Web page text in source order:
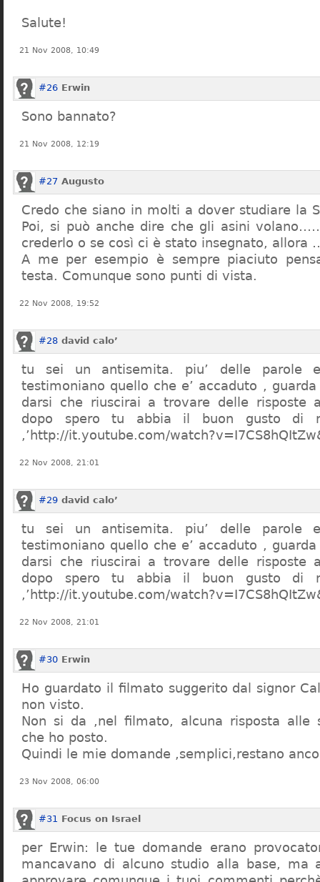
Salute!
21 Nov 2008, 10:49
#26 Erwin
Sono bannato?
21 Nov 2008, 12:19
#27 Augusto
Credo che siano in molti a dover studiare la
Poi, si può anche dire che gli asini
crederlo o se così ci è stato insegnato,
A me per esempio è sempre piaciuto
testa. Comunque sono punti di vista.
22 Nov 2008, 19:52
#28 david calo’
tu sei un antisemita. piu’ delle parole
testimoniano quello che e’ accaduto , guarda
darsi che riuscirai a trovare delle risposte
dopo spero tu abbia il buon gusto di
,’http://it.youtube.com/
22 Nov 2008, 21:01
#29 david calo’
tu sei un antisemita. piu’ delle parole
testimoniano quello che e’ accaduto , guarda
darsi che riuscirai a trovare delle risposte
dopo spero tu abbia il buon gusto di
,’http://it.youtube.com/
22 Nov 2008, 21:01
#30 Erwin
Ho guardato il filmato suggerito dal signor
non visto.
Non si da ,nel filmato, alcuna risposta alle
che ho posto.
Quindi le mie domande ,semplici,restano
23 Nov 2008, 06:00
#31 Focus on Israel
per Erwin: le tue domande erano
mancavano di alcuno studio alla base, ma